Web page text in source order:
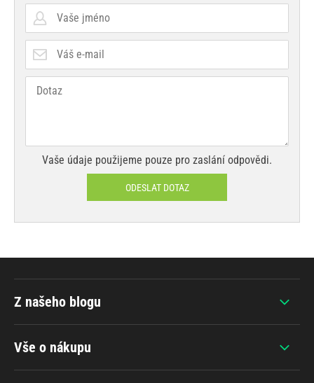
Vaše údaje použijeme pouze pro zaslání odpovědi.
ODESLAT DOTAZ
Vše o nákupu
Z našeho blogu